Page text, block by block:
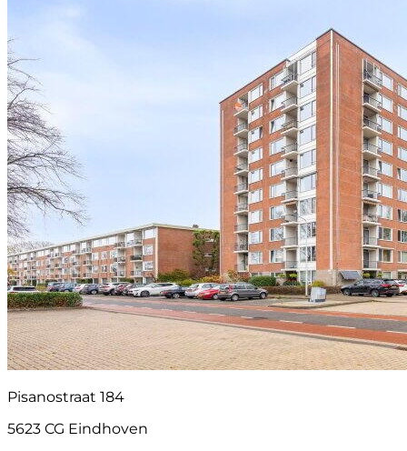
Pisanostraat 184
5623 CG Eindhoven